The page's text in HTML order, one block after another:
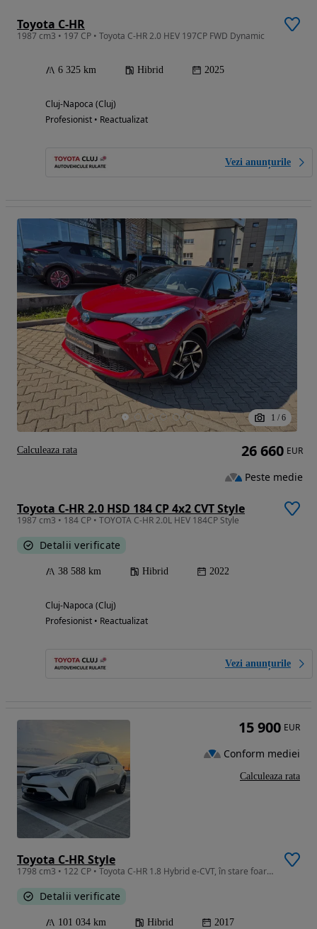
Toyota C-HR
1987 cm3 • 197 CP • Toyota C-HR 2.0 HEV 197CP FWD Dynamic
6 325 km Hibrid 2025
Cluj-Napoca (Cluj)
Profesionist • Reactualizat
Vezi anunțurile
1 / 6
Toyota C-HR 2.0 HSD 184 CP 4x2 CVT Style
1987 cm3 • 184 CP • TOYOTA C-HR 2.0L HEV 184CP Style
Detalii verificate
38 588 km Hibrid 2022
Cluj-Napoca (Cluj)
Profesionist • Reactualizat
Vezi anunțurile
26 660 EUR
Peste medie
Calculeaza rata
Toyota C-HR Style
1798 cm3 • 122 CP • Toyota C-HR 1.8 Hybrid e-CVT, în stare foarte bună
Detalii verificate
101 034 km Hibrid 2017
15 900 EUR
Conform mediei
Calculeaza rata